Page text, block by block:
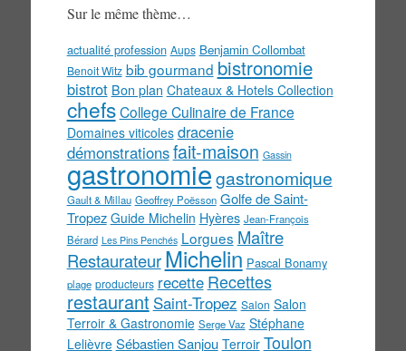
Sur le même thème…
actualité profession Aups Benjamin Collombat
Benoit Witz bib gourmand bistronomie
bistrot Bon plan Chateaux & Hotels Collection
chefs College Culinaire de France
Domaines viticoles dracenie
démonstrationsfait-maison Gassin
gastronomiegastronomique
Gault & Millau Geoffrey Poësson Golfe de Saint-
Tropez Guide Michelin Hyères Jean-François
Bérard Les Pins Penchés Lorgues Maître
Restaurateur Michelin Pascal Bonamy
plage producteurs recette Recettes
restaurant Saint-Tropez Salon Salon
Terroir & Gastronomie Serge Vaz Stéphane
Lelièvre Sébastien Sanjou Terroir Toulon